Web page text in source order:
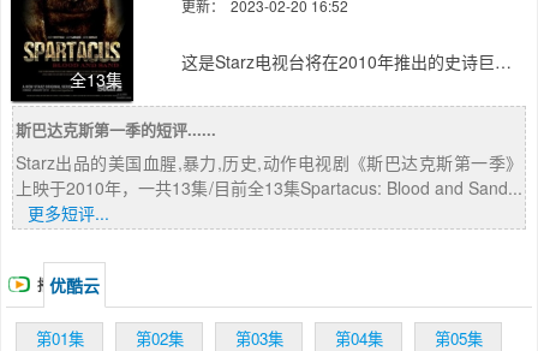
全13集
更新：
2023-02-20 16:52
这是Starz电视台将在2010年推出的史诗巨
画面感、《角斗士》的真实感和剧集《罗马》
的裸露程度，不禁令人讶异，如此“肆无忌惮”
既是奠定男性观众群的筹码，但同时也是在挑
战电视的承受尺度，能行吗？从目前的宣传片
看来，油画般的画面、完全没有遮掩的血腥和
性爱场面，的确令人期待。同时，《斯巴达克
发生过，可见剧集的受关注度非常高。该剧讲
述斯巴达克斯从奴隶变成英雄的血泪辛酸史，
斯巴达克斯第一季的短评......
Starz出品的美国血腥,暴力,历史,动作电视剧《斯巴达克斯第一季》
上映于2010年，一共13集/目前全13集Spartacus: Blood and Sand...
更多短评...
播优酷云
第01集 第02集 第03集 第04集
第05集